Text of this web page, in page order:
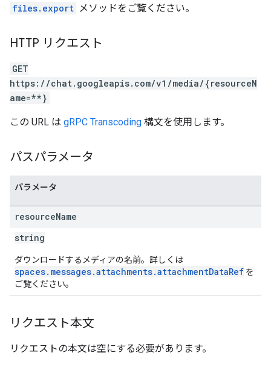
files.export メソッドをご覧ください。
HTTP リクエスト
GET
https://chat.googleapis.com/v1/media/{resourceN
ame=**}
この URL は gRPC Transcoding 構文を使用します。
パスパラメータ
パラメータ
resourceName
string
ダウンロードするメディアの名前。詳しくは
spaces.messages.attachments.attachmentDataRef を
ご覧ください。
リクエスト本文
リクエストの本文は空にする必要があります。